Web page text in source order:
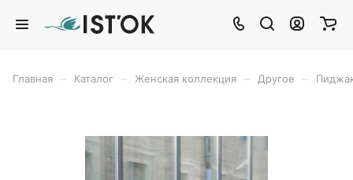
Главная Каталог Женская коллекция Другое